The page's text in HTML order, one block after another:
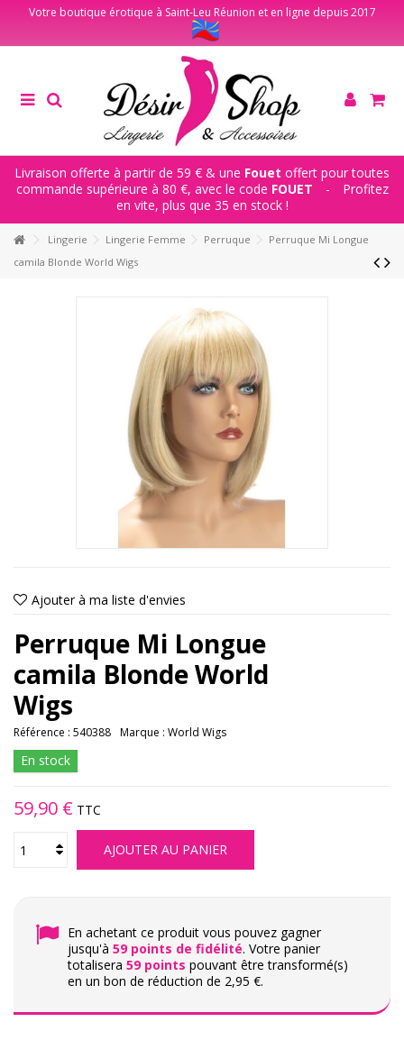
Votre boutique érotique à Saint-Leu Réunion et en ligne depuis 2017
Livraison offerte à partir de 59 € & une Fouet offert pour toutes
commande supérieure à 80 €, avec le code FOUET -
Profitez
en vite, plus que 35 en stock !
Lingerie Lingerie Femme Perruque
Perruque Mi Longue
camila Blonde World Wigs
Ajouter à ma liste d'envies
Perruque Mi Longue
camila Blonde World
Wigs
Référence : 540388 Marque : World Wigs
En stock
59,90 € TTC
AJOUTER AU PANIER
En achetant ce produit vous pouvez gagner
jusqu'à 59 points de fidélité. Votre panier
totalisera 59 points pouvant être transformé(s)
en un bon de réduction de 2,95 €.